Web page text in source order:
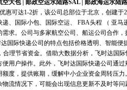
空大包| 邮政空运水陆路SAL|
邮政海运水陆路
惠可达1-2折，该公司总部位于北京，创建
、国际小包、国际空运、 FBA头程 （ 亚
求。公司与多家航空公司、船运公司合作
国际快递公司的特点包括价格透明、智能
理节省资金。借助大数据分析，飞时达国
用户操作。此外，飞时达国际快递公司通
度，提供账期，缓解中小企业资金周转压
流情况下，可能会出现信息更新不及时等